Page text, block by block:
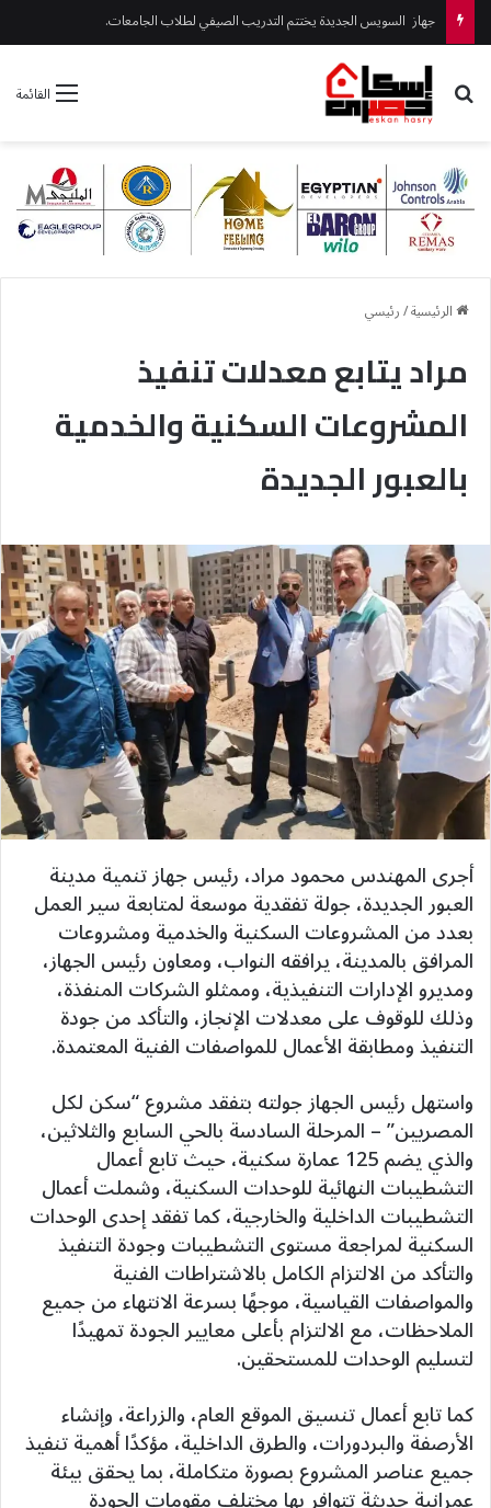
مندور ورئيس جهاز القرى السياحية يتفقدان المشروعات الجارية بمارينا
القائمة بحث عن
الرئيسية/رئيسي
مراد يتابع معدلات تنفيذ
المشروعات السكنية والخدمية
بالعبور الجديدة
أجرى المهندس محمود مراد، رئيس جهاز تنمية مدينة
العبور الجديدة، جولة تفقدية موسعة لمتابعة سير العمل
بعدد من المشروعات السكنية والخدمية ومشروعات
المرافق بالمدينة، يرافقه النواب، ومعاون رئيس الجهاز،
ومديرو الإدارات التنفيذية، وممثلو الشركات المنفذة،
وذلك للوقوف على معدلات الإنجاز، والتأكد من جودة
التنفيذ ومطابقة الأعمال للمواصفات الفنية المعتمدة.
واستهل رئيس الجهاز جولته بتفقد مشروع “سكن لكل
المصريين” – المرحلة السادسة بالحي السابع والثلاثين،
والذي يضم 125 عمارة سكنية، حيث تابع أعمال
التشطيبات النهائية للوحدات السكنية، وشملت أعمال
التشطيبات الداخلية والخارجية، كما تفقد إحدى الوحدات
السكنية لمراجعة مستوى التشطيبات وجودة التنفيذ
والتأكد من الالتزام الكامل بالاشتراطات الفنية
والمواصفات القياسية، موجهًا بسرعة الانتهاء من جميع
الملاحظات، مع الالتزام بأعلى معايير الجودة تمهيدًا
لتسليم الوحدات للمستحقين.
كما تابع أعمال تنسيق الموقع العام، والزراعة، وإنشاء
الأرصفة والبردورات، والطرق الداخلية، مؤكدًا أهمية تنفيذ
جميع عناصر المشروع بصورة متكاملة، بما يحقق بيئة